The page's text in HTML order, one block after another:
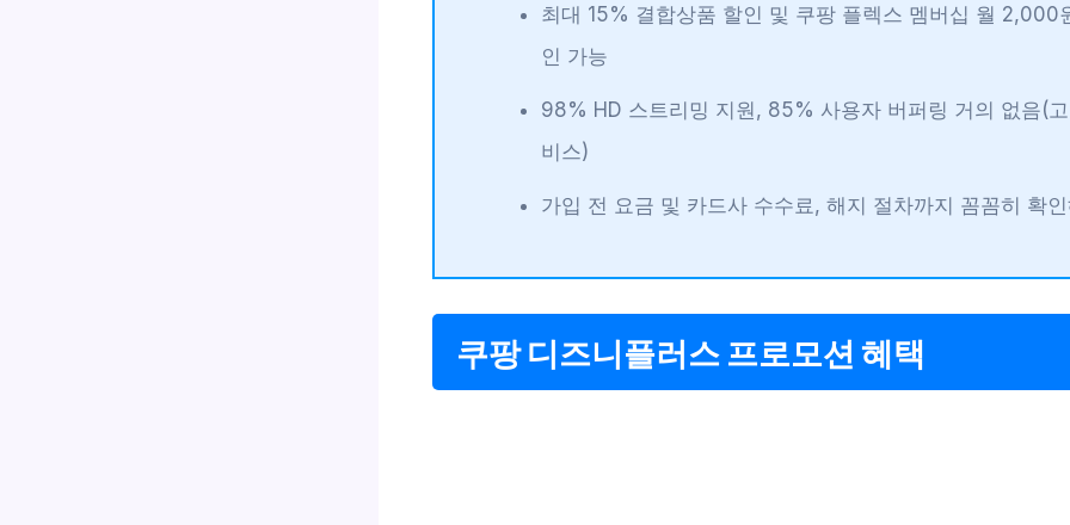
최대 15% 결합상품 할인 및 쿠팡 플렉스 멤버십 월 2,000
인 가능
98% HD 스트리밍 지원, 85% 사용자 버퍼링 거의 없음(
비스)
가입 전 요금 및 카드사 수수료, 해지 절차까지 꼼꼼히 확
쿠팡 디즈니플러스 프로모션 혜택